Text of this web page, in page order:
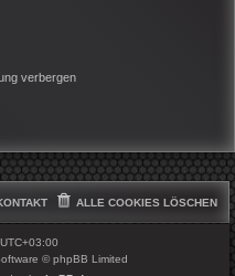
verbergen
ALLE COOKIES LÖSCHEN
UTC+03:00
© phpBB Limited